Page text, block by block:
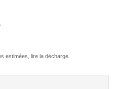
estimées, lire la décharge.